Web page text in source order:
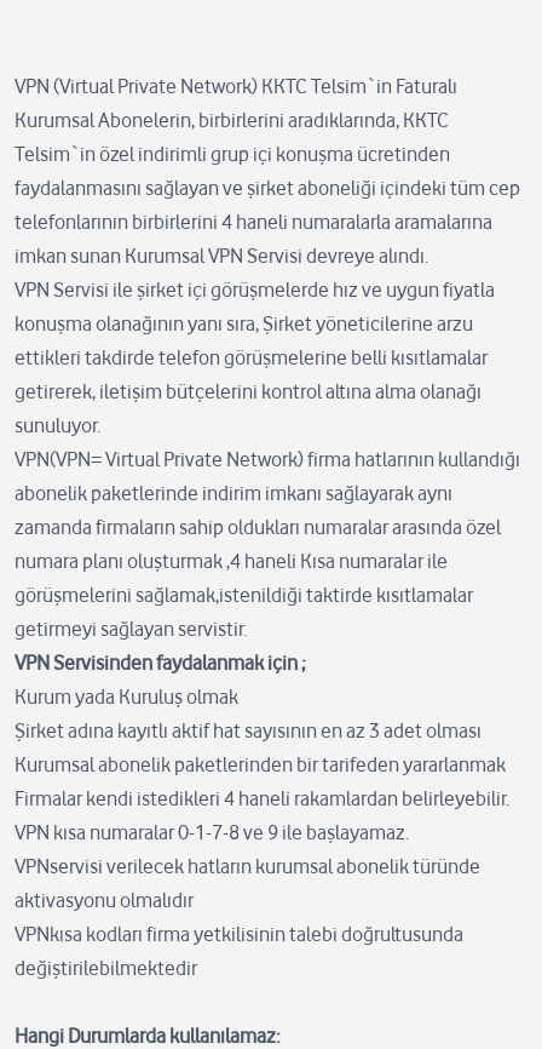
VPN (Virtual Private Network) KKTC Telsim`in Faturalı
Kurumsal Abonelerin, birbirlerini aradıklarında, KKTC
Telsim`in özel indirimli grup içi konuşma ücretinden
faydalanmasını sağlayan ve şirket aboneliği içindeki tüm cep
telefonlarının birbirlerini 4 haneli numaralarla aramalarına
imkan sunan Kurumsal VPN Servisi devreye alındı.
VPN Servisi ile şirket içi görüşmelerde hız ve uygun fiyatla
konuşma olanağının yanı sıra, Şirket yöneticilerine arzu
ettikleri takdirde telefon görüşmelerine belli kısıtlamalar
getirerek, iletişim bütçelerini kontrol altına alma olanağı
sunuluyor.
VPN(VPN= Virtual Private Network) firma hatlarının kullandığı
abonelik paketlerinde indirim imkanı sağlayarak aynı
zamanda firmaların sahip oldukları numaralar arasında özel
numara planı oluşturmak ,4 haneli Kısa numaralar ile
görüşmelerini sağlamak,istenildiği taktirde kısıtlamalar
getirmeyi sağlayan servistir.
VPN Servisinden faydalanmak için ;
Kurum yada Kuruluş olmak
Şirket adına kayıtlı aktif hat sayısının en az 3 adet olması
Kurumsal abonelik paketlerinden bir tarifeden yararlanmak
Firmalar kendi istedikleri 4 haneli rakamlardan belirleyebilir.
VPN kısa numaralar 0-1-7-8 ve 9 ile başlayamaz.
VPNservisi verilecek hatların kurumsal abonelik türünde
aktivasyonu olmalıdır
VPNkısa kodları firma yetkilisinin talebi doğrultusunda
değiştirilebilmektedir
Hangi Durumlarda kullanılamaz: